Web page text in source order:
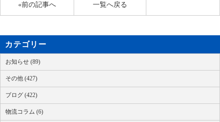
«前の記事へ 一覧へ戻る
カテゴリー
お知らせ (89)
その他 (427)
ブログ (422)
物流コラム (6)